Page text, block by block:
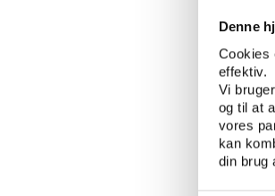
Denne
Cookies
effektiv.
Vi
og til at
vores
kan
din brug
som: